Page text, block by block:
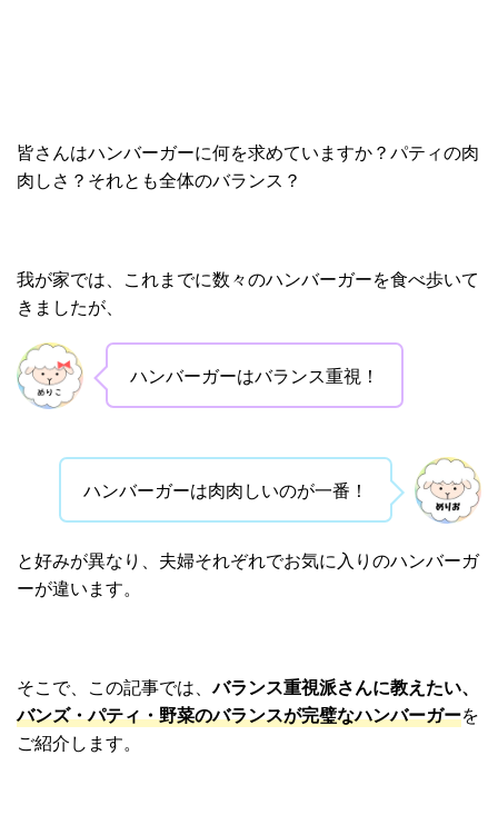
皆さんはハンバーガーに何を求めていますか？パティの肉
肉しさ？それとも全体のバランス？
我が家では、これまでに数々のハンバーガーを食べ歩いて
きましたが、
ハンバーガーはバランス重視！
ハンバーガーは肉肉しいのが一番！
と好みが異なり、夫婦それぞれでお気に入りのハンバーガ
ーが違います。
そこで、この記事では、バランス重視派さんに教えたい、
バンズ・パティ・野菜のバランスが完璧なハンバーガーを
ご紹介します。